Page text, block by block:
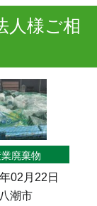
人様ご相
業廃棄物
02月22日
八潮市